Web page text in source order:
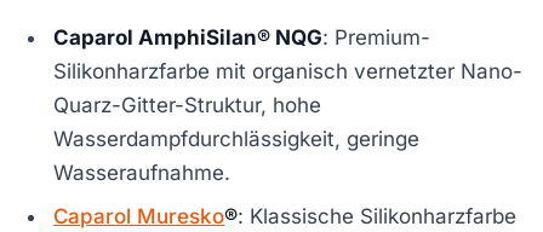
Caparol AmphiSilan® NQG: Premium-
Silikonharzfarbe mit organisch vernetzter Nano-
Quarz-Gitter-Struktur, hohe
Wasserdampfdurchlässigkeit, geringe
Wasseraufnahme.
Caparol Muresko®: Klassische Silikonharzfarbe